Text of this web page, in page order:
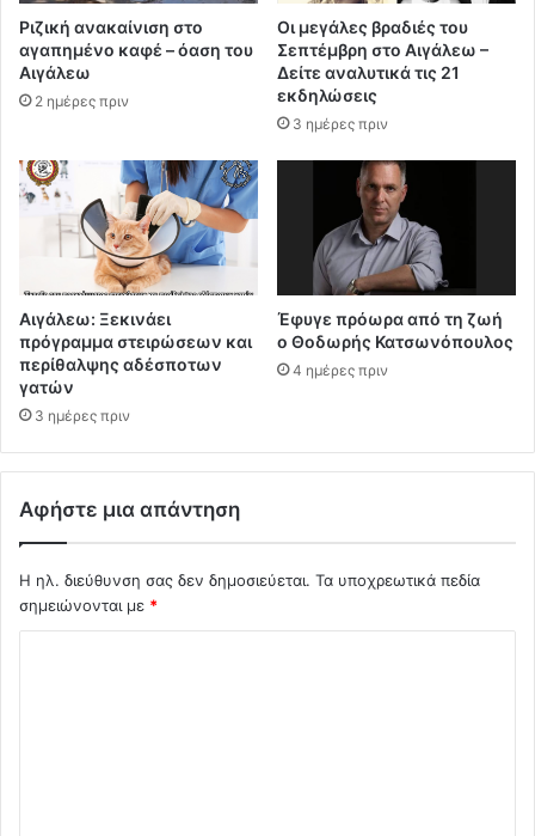
Ριζική ανακαίνιση στο
αγαπημένο καφέ – όαση του
Αιγάλεω
2 ημέρες πριν
Οι μεγάλες βραδιές του
Σεπτέμβρη στο Αιγάλεω –
Δείτε αναλυτικά τις 21
εκδηλώσεις
3 ημέρες πριν
Αιγάλεω: Ξεκινάει
πρόγραμμα στειρώσεων και
περίθαλψης αδέσποτων
γατών
3 ημέρες πριν
Έφυγε πρόωρα από τη ζωή
ο Θοδωρής Κατσωνόπουλος
4 ημέρες πριν
Αφήστε μια απάντηση
Η ηλ. διεύθυνση σας δεν δημοσιεύεται. Τα υποχρεωτικά πεδία
σημειώνονται με *